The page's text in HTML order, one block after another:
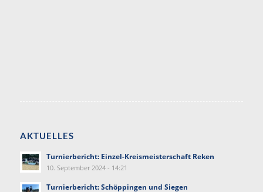
AKTUELLES
Turnierbericht: Einzel-Kreismeisterschaft Reken
10. September 2024 - 14:21
Turnierbericht: Schöppingen und Siegen